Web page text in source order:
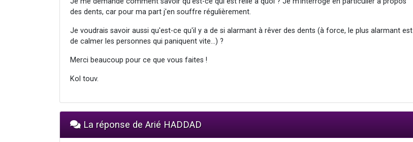
des dents, car pour ma part j'en souffre régulièrement.
Je voudrais savoir aussi qu'est-ce qu'il y a de si alarmant à rêver des dents (à force, le plus alarmant est
de calmer les personnes qui paniquent vite...) ?
Merci beaucoup pour ce que vous faites !
Kol touv.
La réponse de Arié HADDAD